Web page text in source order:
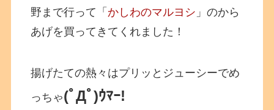
野まで行って「かしわのマルヨシ 」のから
あげを買ってきてくれました！
揚げたての熱々はプリッとジューシーでめ
っちゃ(ﾟДﾟ)ｳﾏｰ!